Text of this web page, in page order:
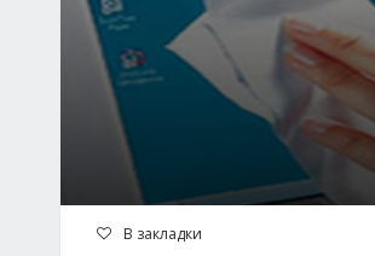
В закладки